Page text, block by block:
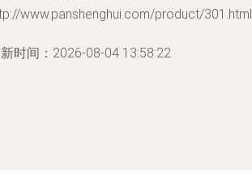
www.panshenghui.com/product/301.html
时间：2026-08-04 13:58:22